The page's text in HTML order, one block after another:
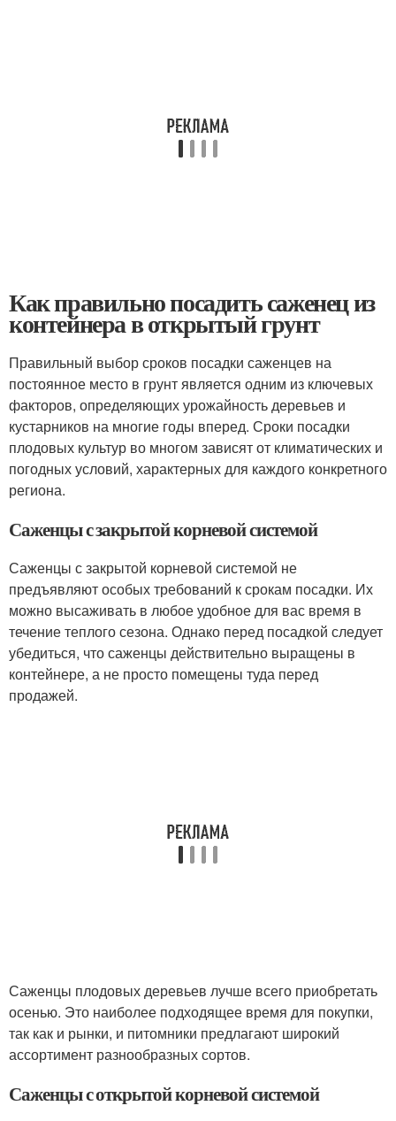
Как правильно посадить саженец из
контейнера в открытый грунт
Правильный выбор сроков посадки саженцев на
постоянное место в грунт является одним из ключевых
факторов, определяющих урожайность деревьев и
кустарников на многие годы вперед. Сроки посадки
плодовых культур во многом зависят от климатических и
погодных условий, характерных для каждого конкретного
региона.
Саженцы с закрытой корневой системой
Саженцы с закрытой корневой системой не
предъявляют особых требований к срокам посадки. Их
можно высаживать в любое удобное для вас время в
течение теплого сезона. Однако перед посадкой следует
убедиться, что саженцы действительно выращены в
контейнере, а не просто помещены туда перед
продажей.
Саженцы плодовых деревьев лучше всего приобретать
осенью. Это наиболее подходящее время для покупки,
так как и рынки, и питомники предлагают широкий
ассортимент разнообразных сортов.
Саженцы с открытой корневой системой